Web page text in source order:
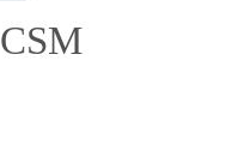
CSM